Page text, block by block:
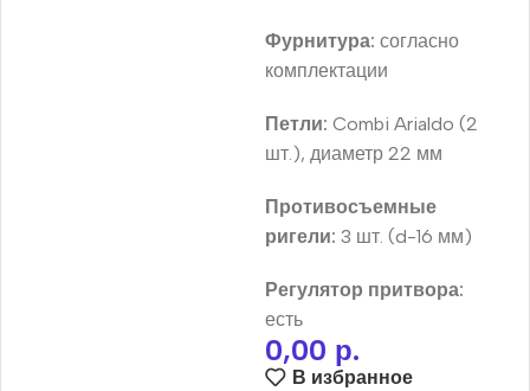
Фурнитура: согласно
комплектации
Петли: Combi Arialdo (2
шт.), диаметр 22 мм
Противосъемные
ригели: 3 шт. (d-16 мм)
Регулятор притвора:
есть
0,00 р.
В избранное